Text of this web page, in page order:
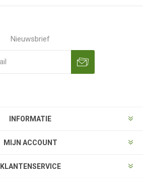
Nieuwsbrief
INFORMATIE
MIJN ACCOUNT
KLANTENSERVICE